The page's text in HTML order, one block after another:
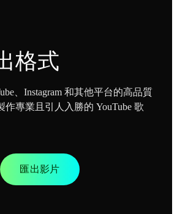
格式
、Instagram 和其他平台的高品質
作專業且引人入勝的 YouTube 歌
匯出影片